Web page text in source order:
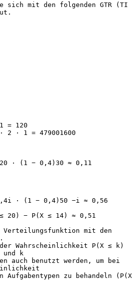
sich mit den folgenden GTR (TI
= 120
⋅ 1 = 479001600
⋅ (1 − 0,4)30 ≈ 0,11
⋅ (1 − 0,4)50 −i ≈ 0,56
20) − P(X ≤ 14) ≈ 0,51
mit den
der Wahrscheinlichkeit P(X ≤ k)
und k
auch benutzt werden, um bei
zu behandeln (P(X